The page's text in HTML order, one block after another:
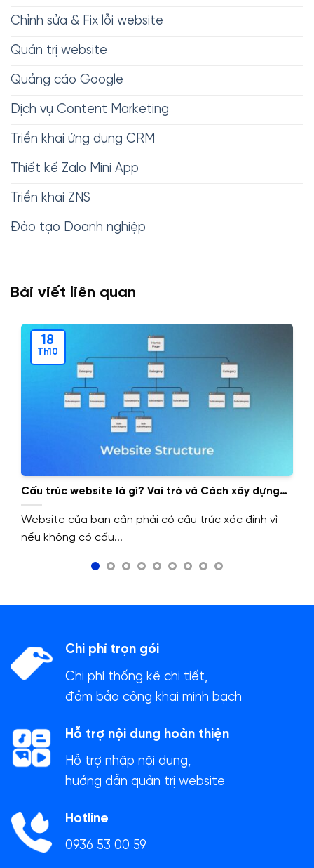
Chỉnh sửa & Fix lỗi website
Quản trị website
Quảng cáo Google
Dịch vụ Content Marketing
Triển khai ứng dụng CRM
Thiết kế Zalo Mini App
Triển khai ZNS
Đào tạo Doanh nghiệp
Bài viết liên quan
Cấu trúc website là gì? Vai trò và Cách xây dựng
cấu trúc website.
Website của bạn cần phải có cấu trúc xác định vì
nếu không có cấu...
18
Th10
Chi phí trọn gói
Chi phí thống kê chi tiết,
đảm bảo công khai minh bạch
Hỗ trợ nội dung hoàn thiện
Hỗ trợ nhập nội dung,
hướng dẫn quản trị website
Hotline
0936 53 00 59